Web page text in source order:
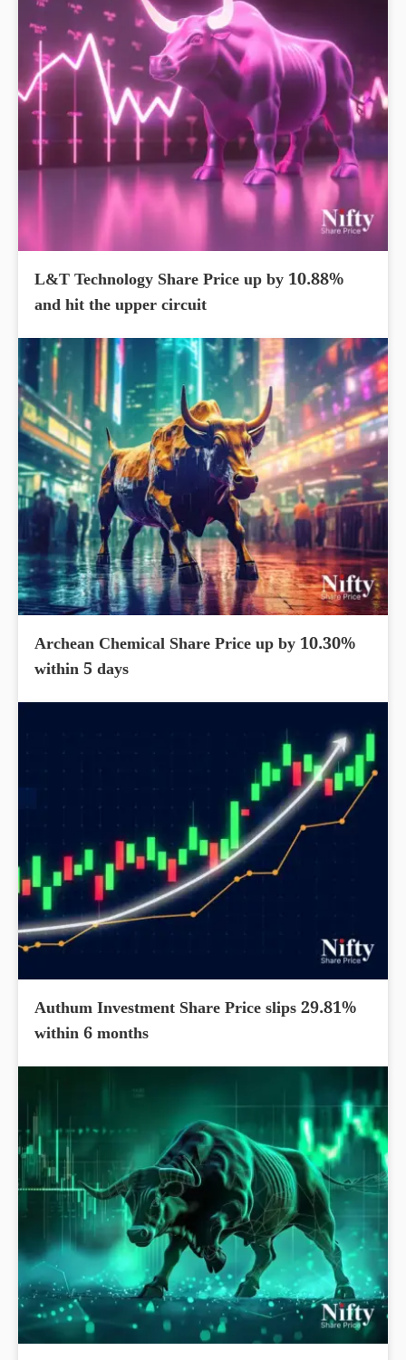
L&T Technology Share Price up by 10.88%
and hit the upper circuit
Archean Chemical Share Price up by 10.30%
within 5 days
Authum Investment Share Price slips 29.81%
within 6 months